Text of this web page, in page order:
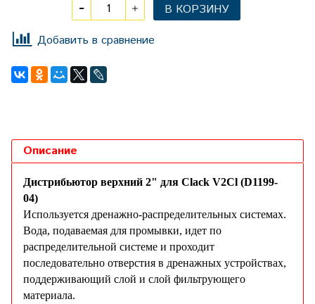
В КОРЗИНУ
Добавить в сравнение
Описание
Дистрибьютор верхний 2" для Clack V2Cl (D1199-
04)
Используется дренажно-распределительных системах.
Вода, подаваемая для промывки, идет по
распределительной системе и проходит
последовательно отверстия в дренажных устройствах,
поддерживающий слой и слой фильтрующего
материала.